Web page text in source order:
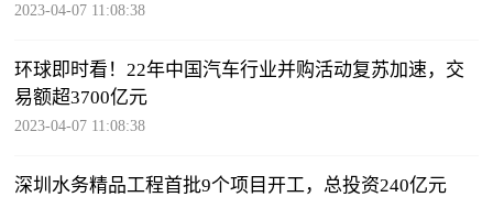
2023-04-07 11:08:38
环球即时看！22年中国汽车行业并购活动复苏加速，交
易额超3700亿元
2023-04-07 11:08:38
深圳水务精品工程首批9个项目开工，总投资240亿元